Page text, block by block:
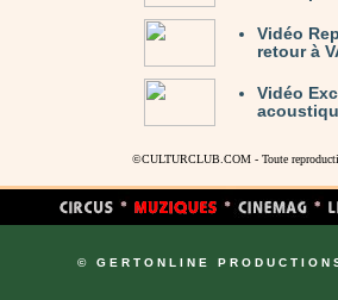
Vidéo
retour à
Vidéo
©CULTURCLUB.COM - Toute
© GERTONLINE